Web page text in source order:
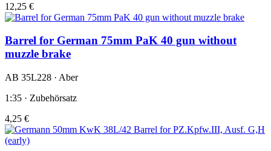
12,25 €
Barrel for German 75mm PaK 40 gun without
muzzle brake
AB 35L228 · Aber
1:35 · Zubehörsatz
4,25 €